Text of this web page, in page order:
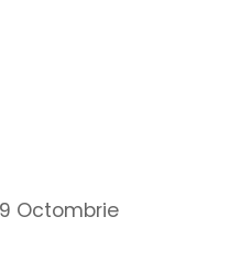
Octombrie